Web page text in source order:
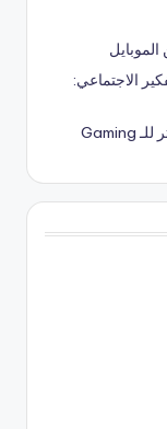
الاجتماعي:
دليل شراء تجميعة كمبيوتر للـ Gaming